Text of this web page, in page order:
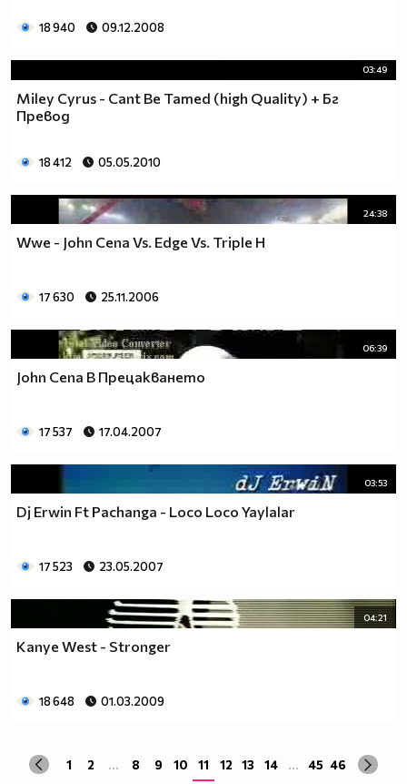
18 940 09.12.2008
03:49
Miley Cyrus - Cant Be Tamed (high Quality) + Бг
Превод
18 412 05.05.2010
24:38
Wwe - John Cena Vs. Edge Vs. Triple H
17 630 25.11.2006
06:39
John Cena В Прецакването
17 537 17.04.2007
03:53
Dj Erwin Ft Pachanga - Loco Loco Yaylalar
17 523 23.05.2007
04:21
Kanye West - Stronger
18 648 01.03.2009
1 2 ... 8 9 10 11 12 13 14 ... 45 46